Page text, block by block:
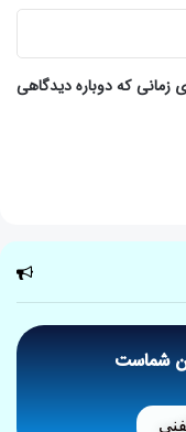
زمانی که دوباره دیدگاهی
شماست